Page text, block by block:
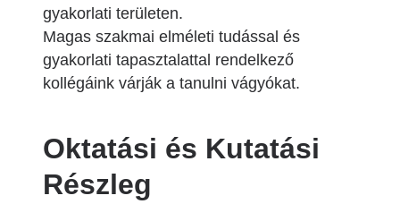
gyakorlati területen.
Magas szakmai elméleti tudással és
gyakorlati tapasztalattal rendelkező
kollégáink várják a tanulni vágyókat.
Oktatási és Kutatási
Részleg